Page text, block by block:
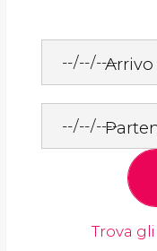
Arrivo
Trova